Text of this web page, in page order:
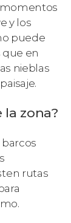
momentos
y los
puede
que en
nieblas
la zona?
barcos
rutas